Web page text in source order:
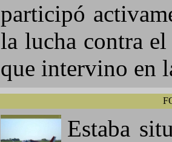
participó
la lucha contra
que intervino en
Estaba